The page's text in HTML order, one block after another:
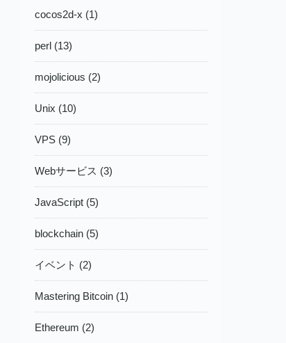
cocos2d-x (1)
perl (13)
mojolicious (2)
Unix (10)
VPS (9)
Webサービス (3)
JavaScript (5)
blockchain (5)
イベント (2)
Mastering Bitcoin (1)
Ethereum (2)